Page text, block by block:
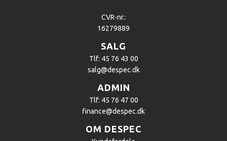
CVR-nr.:
16279889
SALG
Tlf: 45 76 43 00
salg@despec.dk
ADMIN
Tlf: 45 76 47 00
finance@despec.dk
OM DESPEC